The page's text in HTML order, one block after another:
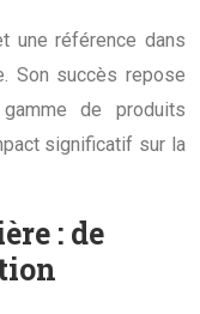
une référence dans
Son succès repose
de produits
significatif sur la
: de